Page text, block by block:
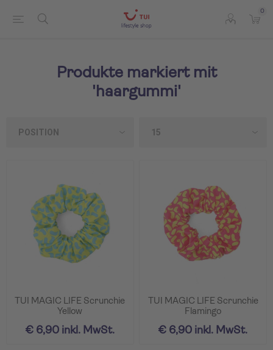
0
Produkte markiert mit
'haargummi'
TUI MAGIC LIFE Scrunchie
Yellow
€ 6,90 inkl. MwSt.
TUI MAGIC LIFE Scrunchie
Flamingo
€ 6,90 inkl. MwSt.